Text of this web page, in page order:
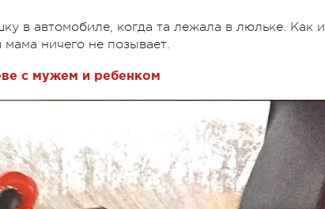
в автомобиле, когда та лежала в люльке. Как и
ничего не позывает.
с мужем и ребенком